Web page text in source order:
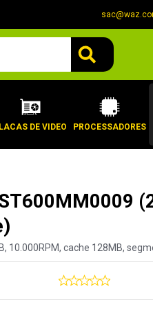
DE VIDEO PROCESSADORES
cache 128MB,